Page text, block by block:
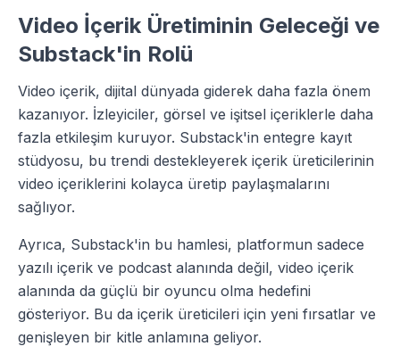
Video İçerik Üretiminin Geleceği ve
Substack'in Rolü
Video içerik, dijital dünyada giderek daha fazla önem
kazanıyor. İzleyiciler, görsel ve işitsel içeriklerle daha
fazla etkileşim kuruyor. Substack'in entegre kayıt
stüdyosu, bu trendi destekleyerek içerik üreticilerinin
video içeriklerini kolayca üretip paylaşmalarını
sağlıyor.
Ayrıca, Substack'in bu hamlesi, platformun sadece
yazılı içerik ve podcast alanında değil, video içerik
alanında da güçlü bir oyuncu olma hedefini
gösteriyor. Bu da içerik üreticileri için yeni fırsatlar ve
genişleyen bir kitle anlamına geliyor.